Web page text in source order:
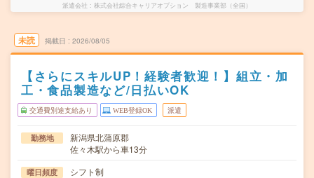
派遣会社 株式会社綜合キャリアオプション 製造事業部（全国）
未読 掲載日 2026/08/05
【さらにスキルUP！経験者歓迎！】組立・加
工・食品製造など/日払いOK
交通費別途支給あり WEB登録OK 派遣
勤務地
新潟県北蒲原郡
佐々木駅から車13分
曜日頻度 シフト制